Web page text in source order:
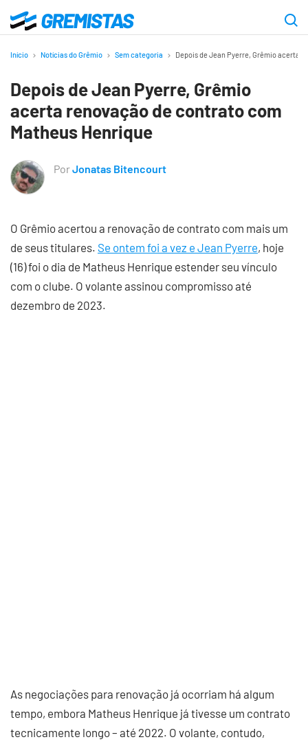
para
principal
Gremistas
Início Notícias do Grêmio Sem categoria Depois de Jean Pyerre, Grêmio acerta
Depois de Jean Pyerre, Grêmio
acerta renovação de contrato com
Matheus Henrique
PorJonatas Bitencourt
O Grêmio acertou a renovação de contrato com mais um
de seus titulares. Se ontem foi a vez e Jean Pyerre, hoje
(16) foi o dia de Matheus Henrique estender seu vínculo
com o clube. O volante assinou compromisso até
dezembro de 2023.
As negociações para renovação já ocorriam há algum
tempo, embora Matheus Henrique já tivesse um contrato
tecnicamente longo – até 2022. O volante, contudo,